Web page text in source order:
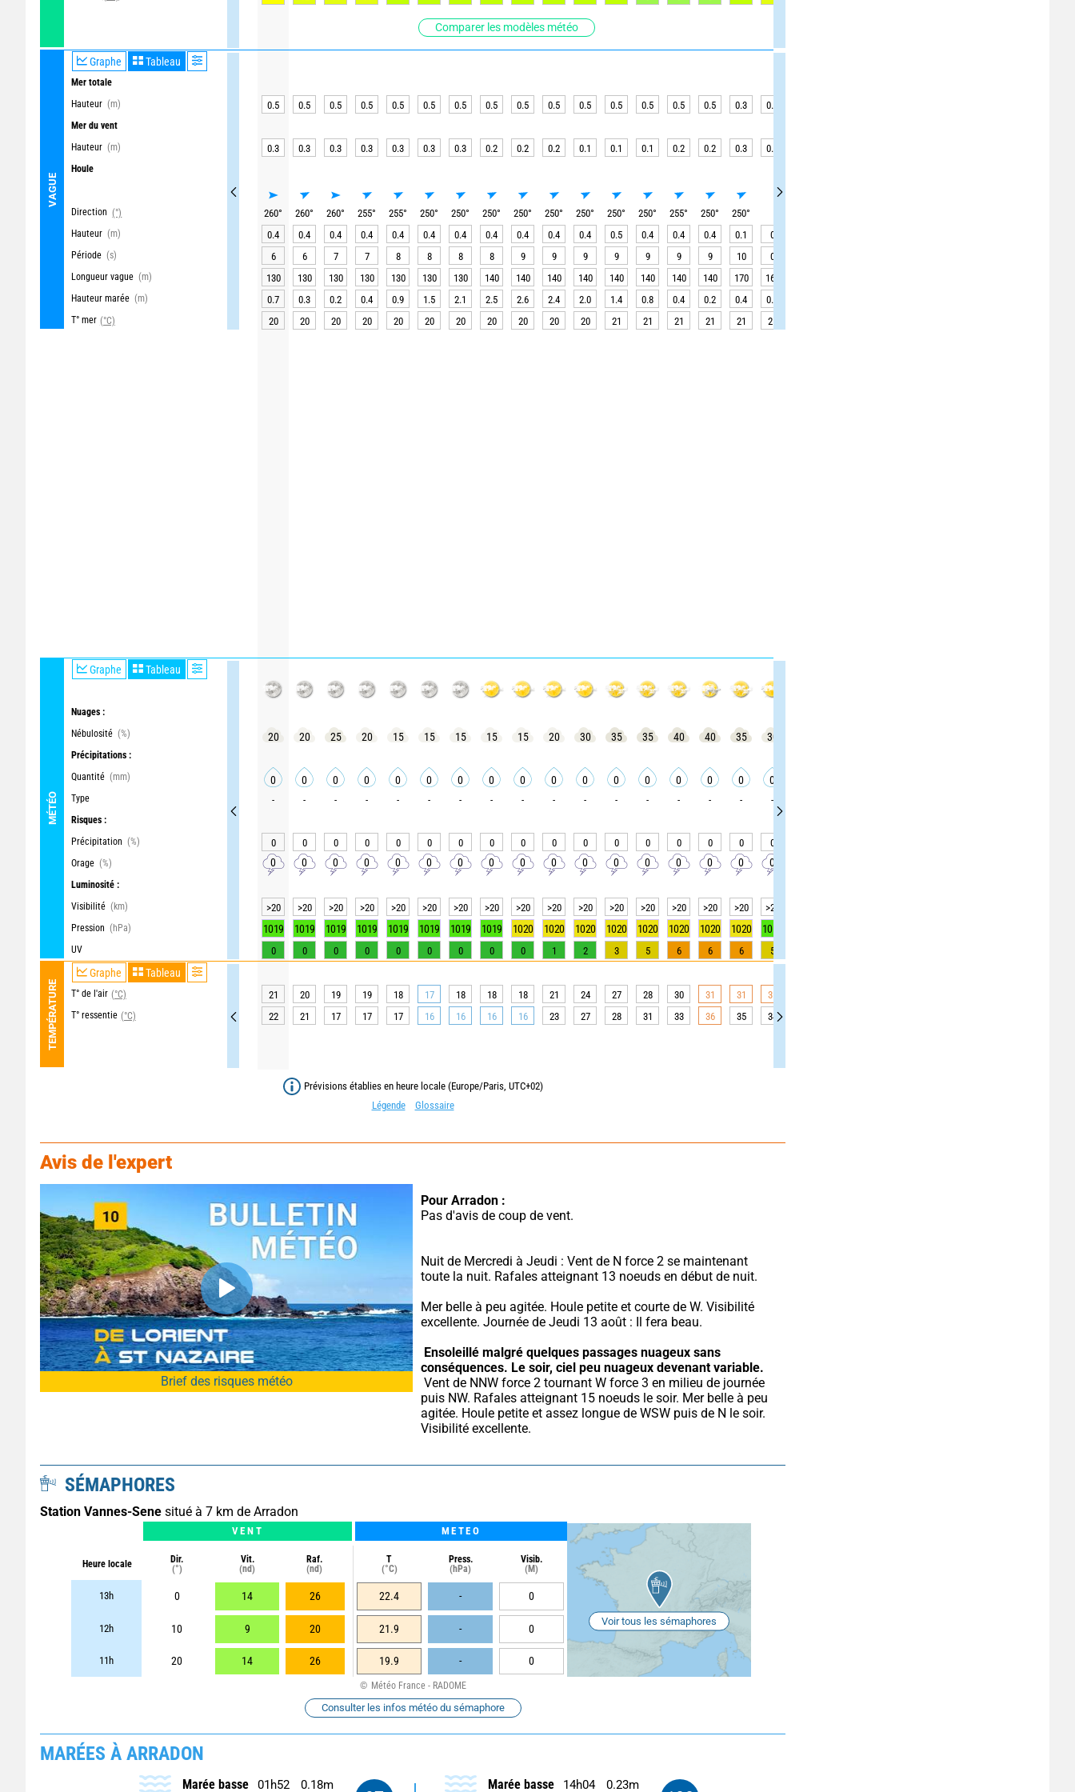
Comparer les modèles météo
VAGUE
Graphe Tableau
Mer totale
Hauteur (m)
Mer du vent
Hauteur (m)
Houle
Direction (°)
Hauteur (m)
Période (s)
Longueur vague (m)
Hauteur marée (m)
T° mer (°C)
MÉTÉO
Graphe Tableau
Nuages :
Nébulosité (%)
Précipitations :
Quantité (mm)
Type
Risques :
Précipitation (%)
Orage (%)
Luminosité :
Visibilité (km)
Pression (hPa)
UV
TEMPÉRATURE
Graphe Tableau
T° de l'air (°C)
T° ressentie (°C)
0.5 0.5 0.5 0.5 0.5 0.5 0.5 0.5 0.5 0.5 0.5 0.5 0.5 0.5 0.5 0.3 0.3
0.3 0.3 0.3 0.3 0.3 0.3 0.3 0.2 0.2 0.2 0.1 0.1 0.1 0.2 0.2 0.3 0.3
260° 260° 260° 255° 255° 250° 250° 250° 250° 250° 250° 250° 250° 255° 250° 250°
0.4
0.4 0.4 0.4 0.4 0.4 0.4 0.4 0.4 0.4 0.4 0.5 0.4 0.4 0.4 0.1 0
6
6 7 7 8 8 8 8 9 9 9 9 9 9 9 10 0
130
130 130 130 130 130 130 140 140 140 140 140 140 140 140 170 160
0.7
0.3 0.2 0.4 0.9 1.5 2.1 2.5 2.6 2.4 2.0 1.4 0.8 0.4 0.2 0.4 0.8
20
20 20 20 20 20 20 20 20 20 20 21 21 21 21 21 21
20 20 25 20 15 15 15 15 15 20 30 35 35 40 40 35 30
0 0 0 0 0 0 0 0 0 0 0 0 0 0 0 0 0
- - - - - - - - - - - - - - - - -
0 0 0 0 0 0 0 0 0 0 0 0 0 0 0 0 0
0 0 0 0 0 0 0 0 0 0 0 0 0 0 0 0 0
>20 >20 >20 >20 >20 >20 >20 >20 >20 >20 >20 >20 >20 >20 >20 >20 >20
1019 1019 1019 1019 1019 1019 1019 1019 1020 1020 1020 1020 1020 1020 1020 1020 1019
0 0 0 0 0 0 0 0 0 1 2 3 5 6 6 6 5
21 20 19 19 18 17 18 18 18 21 24 27 28 30 31 31 31
22
21 17 17 17 16 16 16 16 23 27 28 31 33 36 35 34
Prévisions établies en heure locale (Europe/Paris, UTC+02)
Légende
Glossaire
Avis de l'expert
Brief des risques météo
Pour Arradon :
Pas d'avis de coup de vent.
Nuit de Mercredi à Jeudi : Vent de N force 2 se maintenant
toute la nuit. Rafales atteignant 13 noeuds en début de nuit.
Mer belle à peu agitée. Houle petite et courte de W. Visibilité
excellente. Journée de Jeudi 13 août : Il fera beau.
Ensoleillé malgré quelques passages nuageux sans
conséquences. Le soir, ciel peu nuageux devenant variable.
puis NW. Rafales atteignant 15 noeuds le soir. Mer belle à peu
agitée. Houle petite et assez longue de WSW puis de N le soir.
Visibilité excellente.
SÉMAPHORES
Station Vannes-Sene situé à 7 km de Arradon
VENT METEO
Heure locale
Dir.
(°)
Vit.
(nd)
Raf.
(nd)
T
(°C)
Press.
(hPa)
Visib.
(M)
13h 0 14 26 22.4 - 0
12h 10 9 20 21.9 - 0
11h 20 14 26 19.9 - 0
Voir tous les sémaphores
Météo France - RADOME
Consulter les infos météo du sémaphore
MARÉES À ARRADON
Marée basse 01h52 0.18m Marée basse 14h04 0.23m